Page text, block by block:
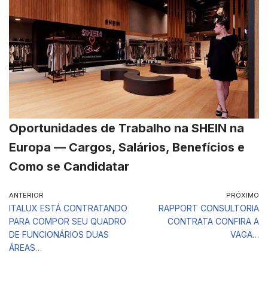
Oportunidades de Trabalho na SHEIN na
Europa — Cargos, Salários, Benefícios e
Como se Candidatar
ANTERIOR
ITALUX ESTÁ CONTRATANDO
PARA COMPOR SEU QUADRO
DE FUNCIONÁRIOS DUAS
ÁREAS…
PRÓXIMO
RAPPORT CONSULTORIA
CONTRATA CONFIRA A
VAGA…